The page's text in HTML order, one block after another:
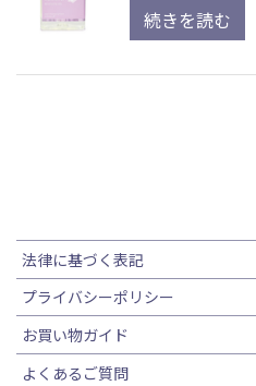
続きを読む
法律に基づく表記
プライバシーポリシー
お買い物ガイド
よくあるご質問